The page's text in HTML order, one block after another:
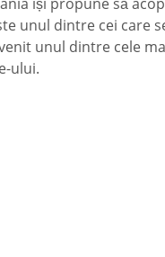
unul dintre cei care
unul dintre cele
ului.